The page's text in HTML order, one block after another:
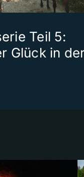
Teil 5:
Glück in